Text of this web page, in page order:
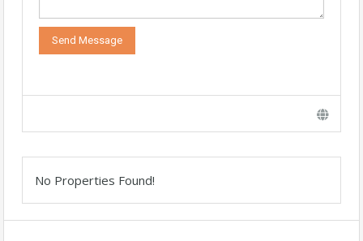
No Properties Found!